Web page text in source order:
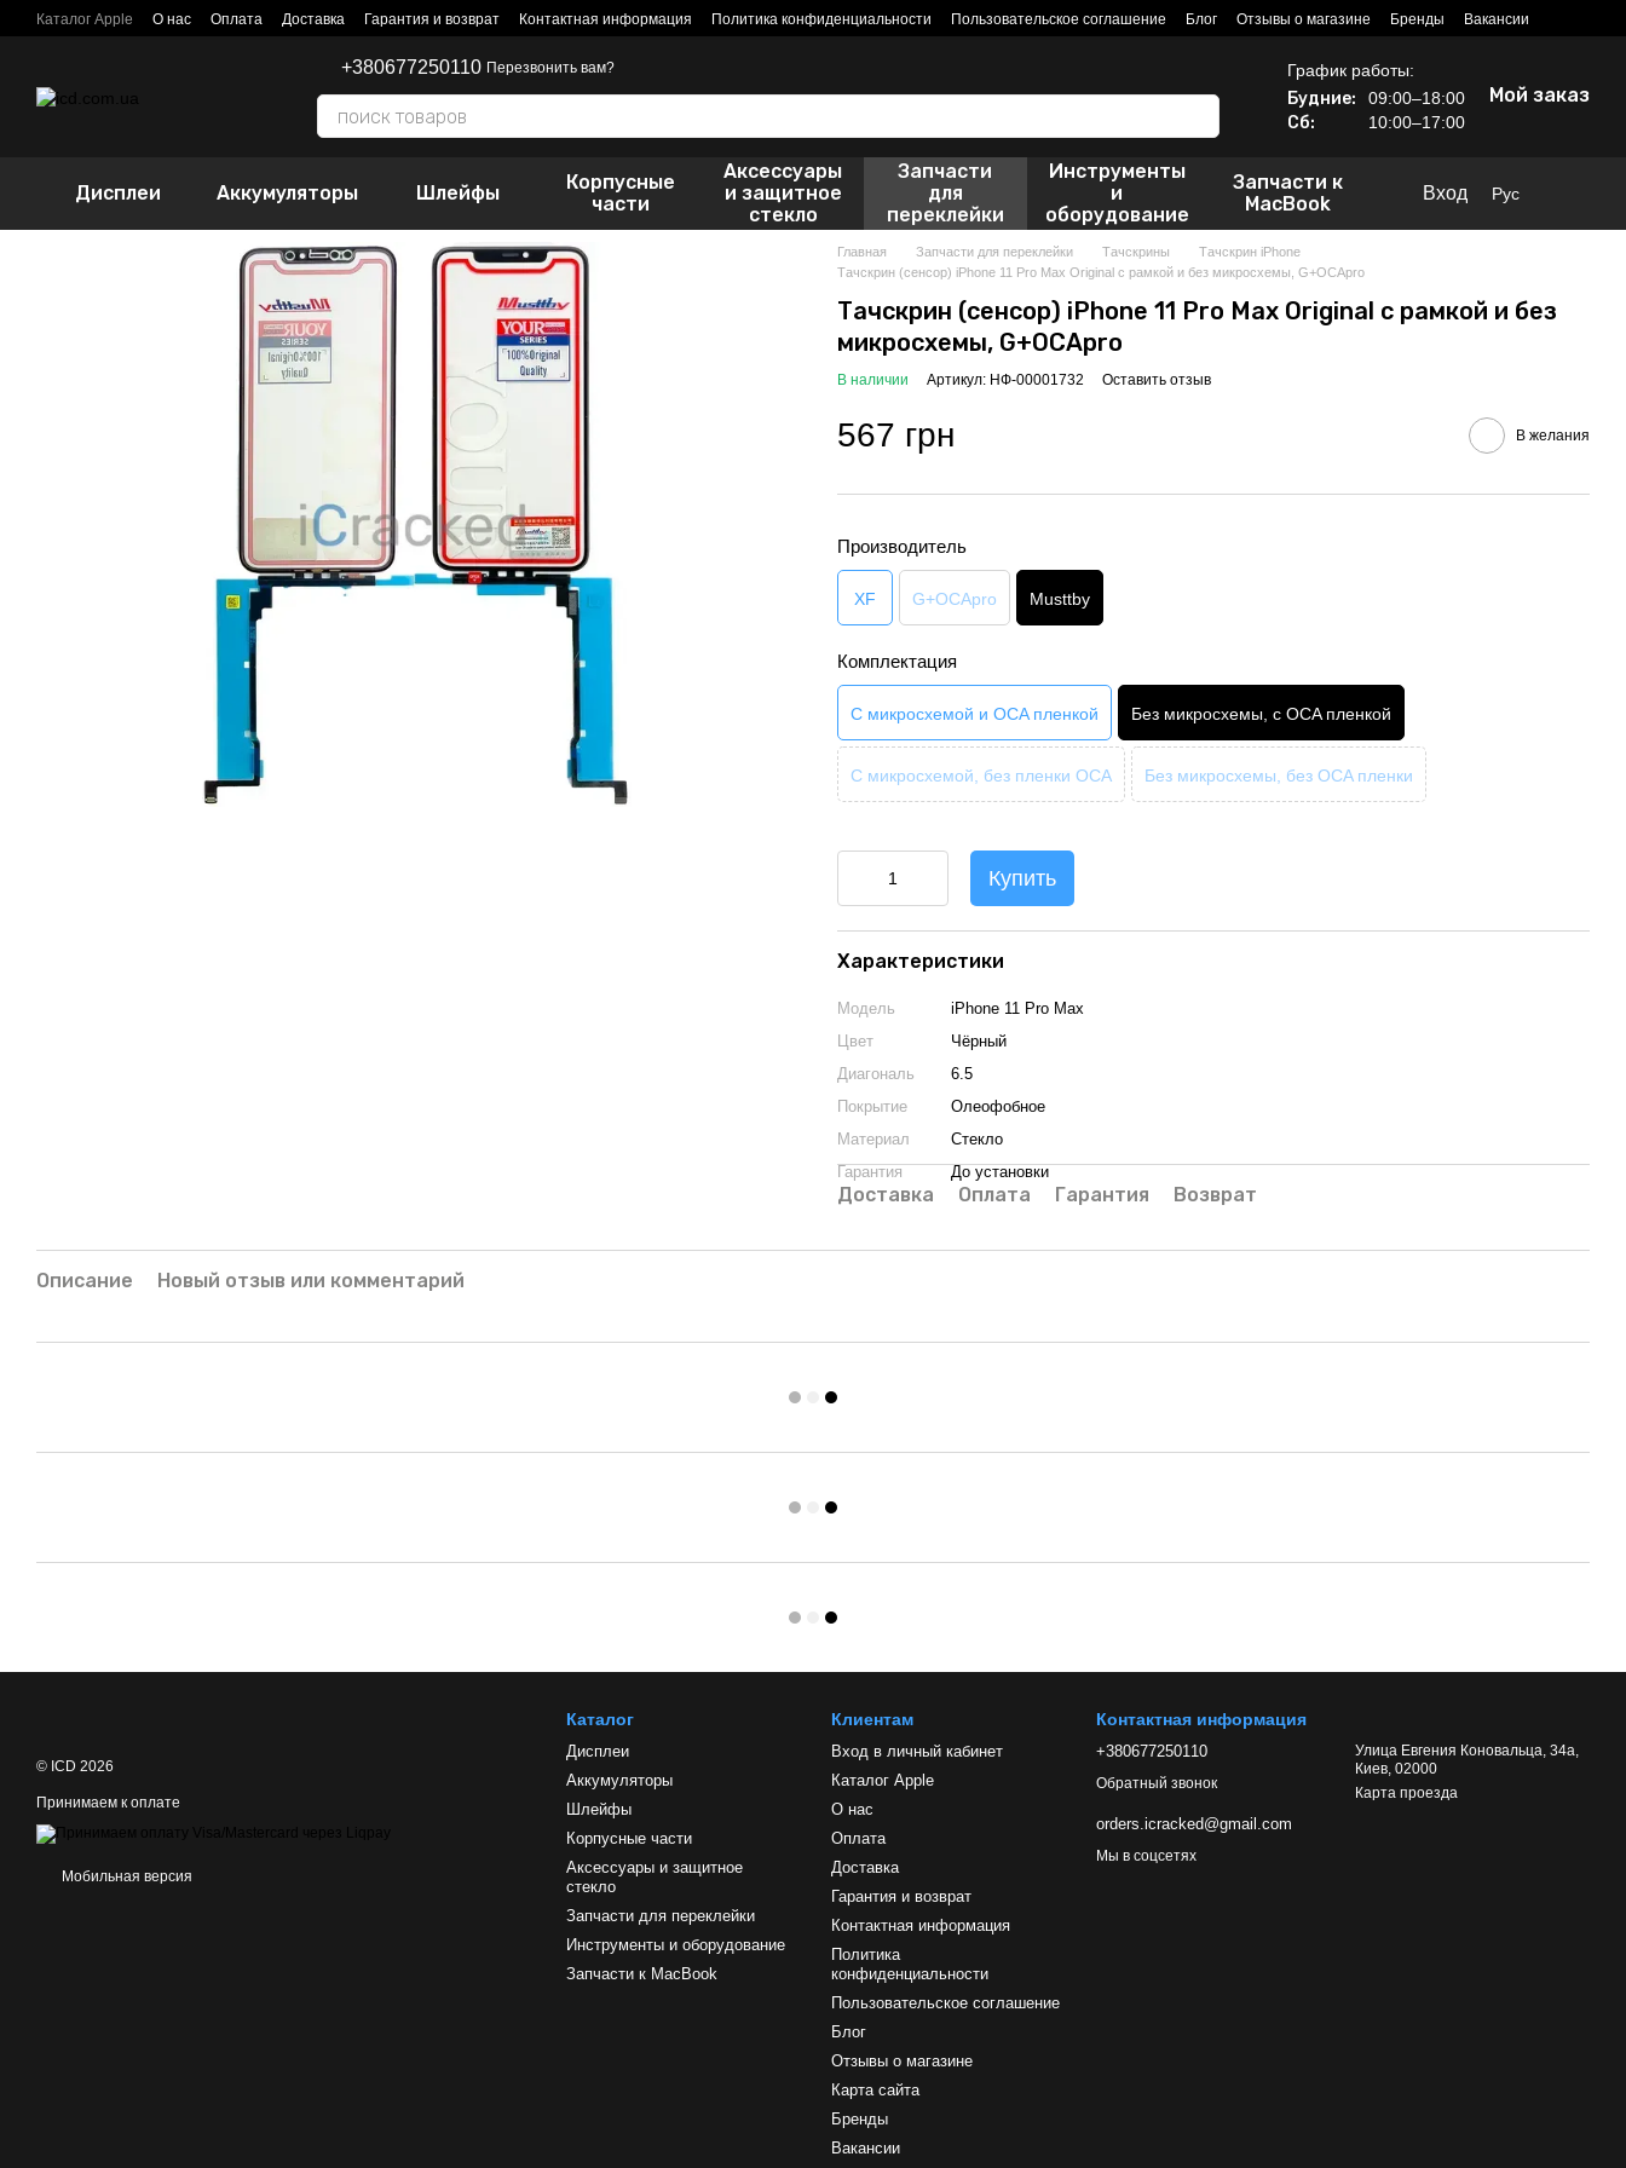
Перейти к основному контенту
Каталог Apple О нас Оплата Доставка Гарантия и возврат Контактная информация Политика конфиденциальности Пользовательское соглашение Блог Отзывы о магазине Бренды Вакансии
+380677250110 Перезвонить вам? График работы:
Будние: 09:00–18:00
Сб: 10:00–17:00
Мой заказ
Дисплеи Аккумуляторы Шлейфы
Корпусные
части
Аксессуары
и защитное
стекло
Запчасти
для
переклейки
Инструменты
и
оборудование
Запчасти к
MacBook
Вход Рус
Главная Запчасти для переклейки Тачскрины
Тачскрин iPhone
Тачскрин (сенсор) iPhone 11 Pro Max Original с рамкой и без микросхемы, G+OCApro
Тачскрин (сенсор) iPhone 11 Pro Max Original с рамкой и без
микросхемы, G+OCApro
В наличии Артикул: НФ-00001732 Оставить отзыв
567 грн В желания
Производитель
XF G+OCApro Musttby
Комплектация
С микросхемой и OCA пленкой Без микросхемы, с OCA пленкой
С микросхемой, без пленки OCA Без микросхемы, без OCA пленки
Купить
Характеристики
Модель
iPhone 11 Pro Max
Цвет
Чёрный
Диагональ
6.5
Покрытие
Олеофобное
Материал
Стекло
Гарантия
До установки
Доставка Оплата Гарантия Возврат
Описание Новый отзыв или комментарий
© ICD 2026
Принимаем к оплате
Мобильная версия
Каталог
Дисплеи
Аккумуляторы
Шлейфы
Корпусные части
Аксессуары и защитное
стекло
Запчасти для переклейки
Инструменты и оборудование
Запчасти к MacBook
Клиентам
Вход в личный кабинет
Каталог Apple
О нас
Оплата
Доставка
Гарантия и возврат
Контактная информация
Политика
конфиденциальности
Пользовательское соглашение
Блог
Отзывы о магазине
Карта сайта
Бренды
Вакансии
Контактная информация
+380677250110
Обратный звонок
orders.icracked@gmail.com
Улица Евгения Коновальца, 34а,
Киев, 02000
Карта проезда
Мы в соцсетях